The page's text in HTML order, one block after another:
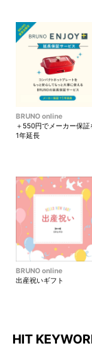
BRUNO online
＋550円でメーカー保証
1年延長
BRUNO online
出産祝いギフト
HIT